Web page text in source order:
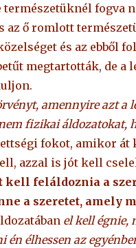
természetüknél fogva
az ő romlott
és az ebből
megtartották, de a
amennyire azt a
fizikai áldozatokat,
fokot, amikor át
azzal is jót kell
kell feláldoznia a
a szeretet, amely
el kell égnie,
én élhessen az